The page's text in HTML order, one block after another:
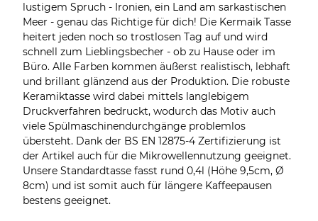
lustigem Spruch - Ironien, ein Land am sarkastischen
Meer - genau das Richtige für dich! Die Kermaik Tasse
heitert jeden noch so trostlosen Tag auf und wird
schnell zum Lieblingsbecher - ob zu Hause oder im
Büro. Alle Farben kommen äußerst realistisch, lebhaft
und brillant glänzend aus der Produktion. Die robuste
Keramiktasse wird dabei mittels langlebigem
Druckverfahren bedruckt, wodurch das Motiv auch
viele Spülmaschinendurchgänge problemlos
übersteht. Dank der BS EN 12875-4 Zertifizierung ist
der Artikel auch für die Mikrowellennutzung geeignet.
Unsere Standardtasse fasst rund 0,4l (Höhe 9,5cm, Ø
8cm) und ist somit auch für längere Kaffeepausen
bestens geeignet.